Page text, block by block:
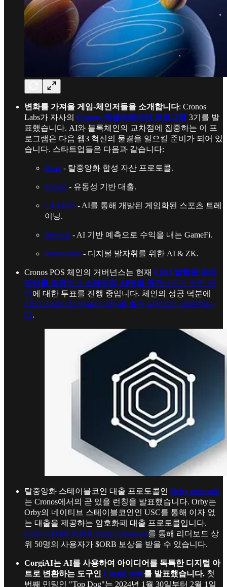
변화를 가져올 게임-체인저들을 소개합니다: Cronos
Labs가 자사의 Cronos 엑셀러레이터 프로그램 3기를 발
표했습니다. AI와 블록체인의 교차점에 집중하는 이 프
로그램은 다음 웹3 혁신의 물결을 일으킬 준비가 되어 있
습니다. 스타트업들은 다음과 같습니다:
Reax - 탈중앙화 합성 자산 프로토콜.
Securd - 유동성 기반 대출.
LILLIUS - AI를 통해 개발된 게임화된 스포츠 트레
이닝.
Newwit - AI 기반 예측으로 수익을 내는 GameFi.
Innerworks - 디지털 발자취를 위한 AI & ZK.
Cronos POS 체인의 거버넌스는 현재 CRO 발행량 파라
미터를 조정하고 스테이킹 APR을 증가시키기 위한 제
안에 대한 투표를 진행 중입니다. 체인의 성공 덕분에
CRO 스테이킹 비율이 30%를 훨씬 넘어섰기 때문입니
다.
탈중앙화 스테이블코인 대출 프로토콜인 Orby network
는 Cronos에서의 곧 있을 런칭을 발표했습니다. Orby는
Orby의 네이티브 스테이블코인인 USC를 통해 이자 없
는 대출을 제공하는 암호화폐 대출 프로토콜입니다.
USD 3,000의 $ORB Zealy Giveaway를 통해 리더보드 상
위 50명의 사용자가 $ORB 보상을 받을 수 있습니다.
CorgiAI는 AI를 사용하여 아이디어를 독특한 디지털 아
트로 변환하는 도구인 CorgiCre8r를 발표했습니다. 첫
번째 민팅인 "Top Dog"는 2024년 1월 30일부터 2월 1일